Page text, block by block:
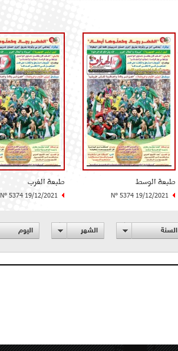
طبعة الوسط
N° 5374 19/12/2021
طبعة الغرب
N° 5374 19/12/2021
السنة الشهر اليوم